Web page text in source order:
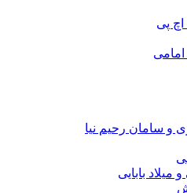
پی
امامی
و سامان رحیم نیا
بابایی